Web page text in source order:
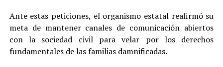
Ante estas peticiones, el organismo estatal reafirmó su
meta de mantener canales de comunicación abiertos
con la sociedad civil para velar por los derechos
fundamentales de las familias damnificadas.